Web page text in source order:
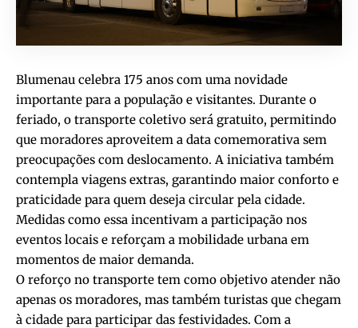
Blumenau celebra 175 anos com uma novidade
importante para a população e visitantes. Durante o
feriado, o transporte coletivo será gratuito, permitindo
que moradores aproveitem a data comemorativa sem
preocupações com deslocamento. A iniciativa também
contempla viagens extras, garantindo maior conforto e
praticidade para quem deseja circular pela cidade.
Medidas como essa incentivam a participação nos
eventos locais e reforçam a mobilidade urbana em
momentos de maior demanda.
O reforço no transporte tem como objetivo atender não
apenas os moradores, mas também turistas que chegam
à cidade para participar das festividades. Com a